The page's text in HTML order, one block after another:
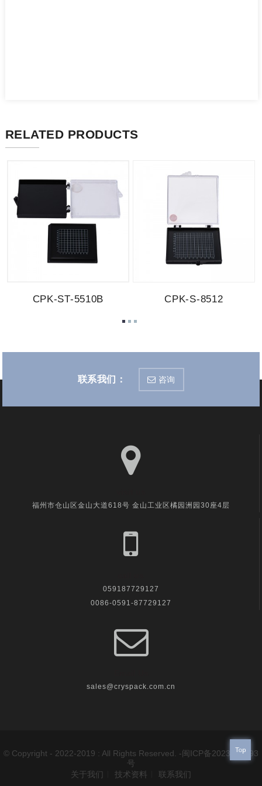
RELATED PRODUCTS
CPK-ST-5510B CPK-S-8512
联系我们： 咨询
福州市仓山区金山大道618号 金山工业区橘园洲园30座4层
059187729127
0086-0591-87729127
sales@cryspack.com.cn
© Copyright - 2022-2019 : All Rights Reserved. -闽ICP备2023023993
号
关于我们
技术资料 联系我们
Top